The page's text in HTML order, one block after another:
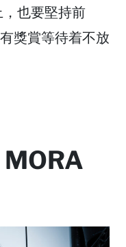
也要堅持前
獎賞等待着不放